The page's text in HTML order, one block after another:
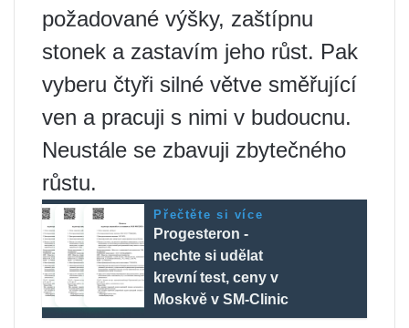
požadované výšky, zaštípnu
stonek a zastavím jeho růst. Pak
vyberu čtyři silné větve směřující
ven a pracuji s nimi v budoucnu.
Neustále se zbavuji zbytečného
růstu.
Přečtěte si více
Progesteron -
nechte si udělat
krevní test, ceny v
Moskvě v SM-Clinic